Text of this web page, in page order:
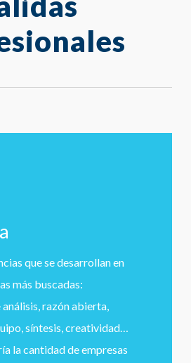
que se desarrollan en
más buscadas:
razón abierta,
síntesis, creatividad…
la cantidad de empresas